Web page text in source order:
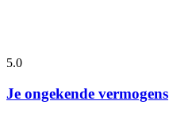
5.0
Je ongekende vermogens